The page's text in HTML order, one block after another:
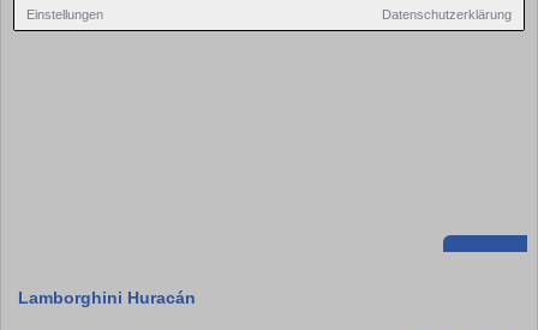
Einstellungen Datenschutzerklärung
Lamborghini Huracán